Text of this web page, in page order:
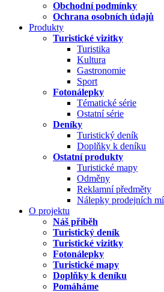
Obchodní podmínky
Ochrana osobních údajů
Produkty
Turistické vizitky
Turistika
Kultura
Gastronomie
Sport
Fotonálepky
Tématické série
Ostatní série
Deníky
Turistický deník
Doplňky k deníku
Ostatní produkty
Turistické mapy
Odměny
Reklamní předměty
Nálepky prodejních
O projektu
Náš příběh
Turistický deník
Turistické vizitky
Fotonálepky
Turistické mapy
Doplňky k deníku
Pomáháme